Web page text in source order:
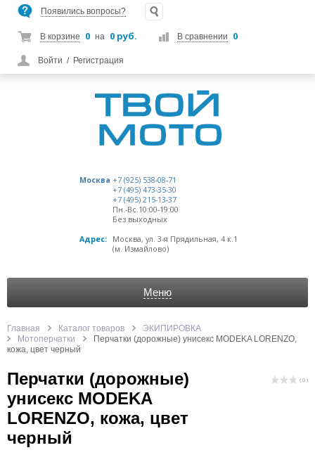
Появились вопросы?
В корзине 0 на 0 руб. В сравнении 0
Войти / Регистрация
Москва +7 (925) 538-08-71
+7 (495) 473-35-30
+7 (495) 215-13-37
Пн.-Вс.10:00-19:00
Без выходных
Адрес:
Москва, ул. 3-я Прядильная, 4 к.1
(м. Измайлово)
Меню
Главная Каталог товаров
ЭКИПИРОВКА
Мотоперчатки
Перчатки (дорожные) унисекс MODEKA LORENZO,
кожа, цвет черный
Перчатки (дорожные)
унисекс MODEKA
LORENZO, кожа, цвет
черный
( 0 )